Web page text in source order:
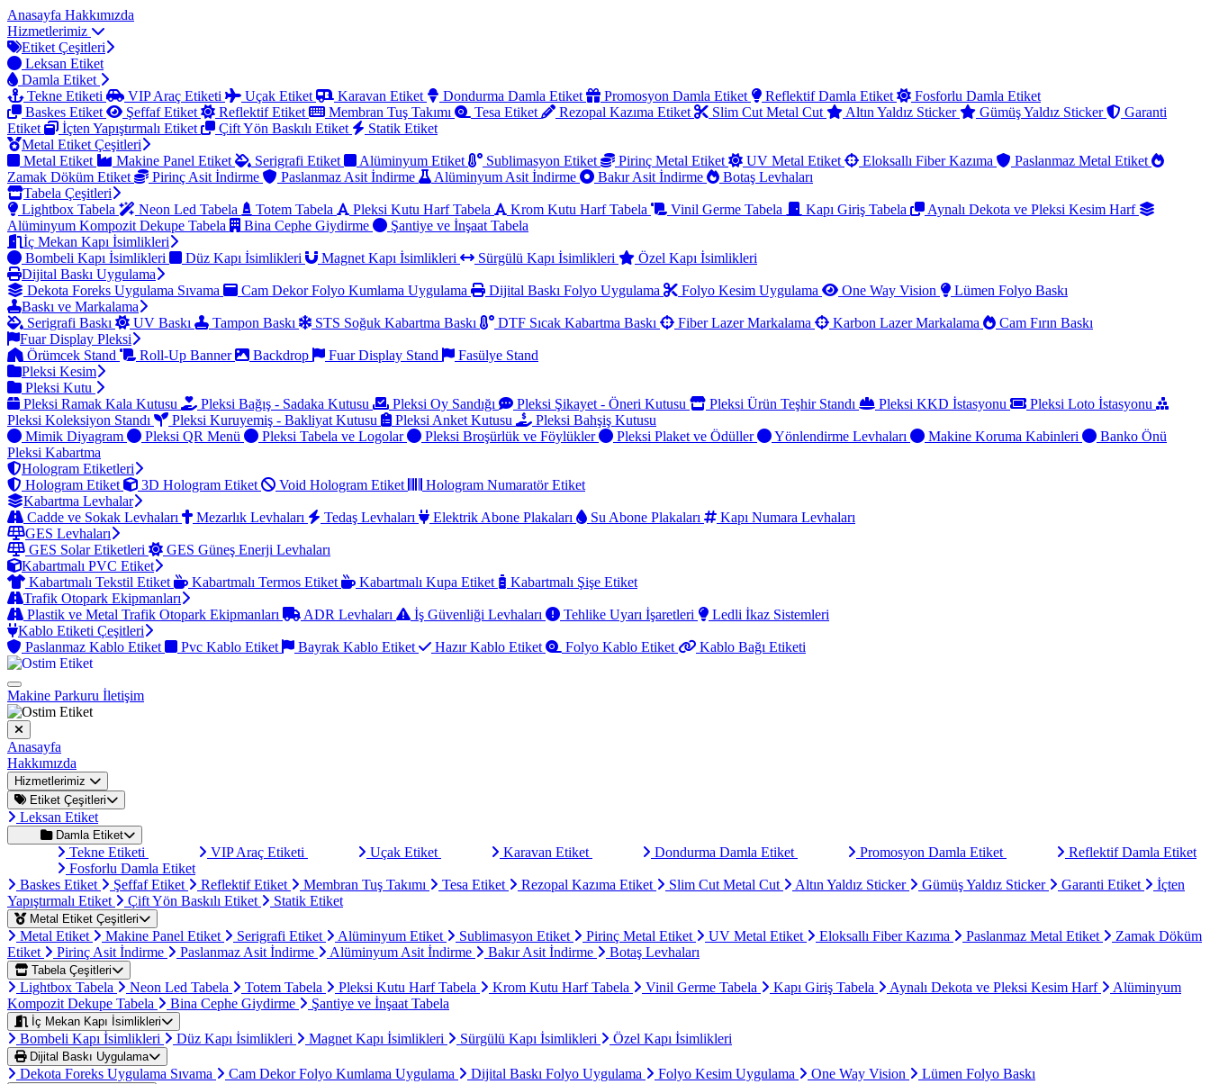
Anasayfa Hakkımızda
Hizmetlerimiz
Etiket Çeşitleri
Leksan Etiket
Damla Etiket
Tekne Etiketi
VIP Araç Etiketi Uçak Etiket Karavan Etiket Dondurma Damla Etiket Promosyon Damla Etiket Reflektif Damla Etiket
Fosforlu Damla Etiket
Baskes Etiket
Şeffaf Etiket Reflektif Etiket Membran Tuş Takımı Tesa Etiket Rezopal Kazıma Etiket Slim Cut Metal Cut Altın Yaldız Sticker Gümüş Yaldız Sticker
Garanti
Etiket
İçten Yapıştırmalı Etiket Çift Yön Baskılı Etiket
Statik Etiket
Metal Etiket Çeşitleri
Metal Etiket
Makine Panel Etiket Serigrafi Etiket Alüminyum Etiket Sublimasyon Etiket Pirinç Metal Etiket UV Metal Etiket Eloksallı Fiber Kazıma
Paslanmaz Metal Etiket
Zamak Döküm Etiket
Pirinç Asit İndirme Paslanmaz Asit İndirme Alüminyum Asit İndirme Bakır Asit İndirme
Botaş Levhaları
Tabela Çeşitleri
Lightbox Tabela
Neon Led Tabela Totem Tabela Pleksi Kutu Harf Tabela Krom Kutu Harf Tabela Vinil Germe Tabela Kapı Giriş Tabela
Aynalı Dekota ve Pleksi Kesim Harf
Alüminyum Kompozit Dekupe Tabela
Bina Cephe Giydirme
Şantiye ve İnşaat Tabela
İç Mekan Kapı İsimlikleri
Bombeli Kapı İsimlikleri
Düz Kapı İsimlikleri Magnet Kapı İsimlikleri Sürgülü Kapı İsimlikleri
Özel Kapı İsimlikleri
Dijital Baskı Uygulama
Dekota Foreks Uygulama Sıvama
Cam Dekor Folyo Kumlama Uygulama Dijital Baskı Folyo Uygulama Folyo Kesim Uygulama One Way Vision
Lümen Folyo Baskı
Baskı ve Markalama
Serigrafi Baskı
UV Baskı Tampon Baskı STS Soğuk Kabartma Baskı DTF Sıcak Kabartma Baskı Fiber Lazer Markalama Karbon Lazer Markalama
Cam Fırın Baskı
Fuar Display Pleksi
Örümcek Stand
Roll-Up Banner Backdrop Fuar Display Stand
Fasülye Stand
Pleksi Kesim
Pleksi Kutu
Pleksi Ramak Kala Kutusu
Pleksi Bağış - Sadaka Kutusu Pleksi Oy Sandığı Pleksi Şikayet - Öneri Kutusu Pleksi Ürün Teşhir Standı Pleksi KKD İstasyonu
Pleksi Loto İstasyonu
Pleksi Koleksiyon Standı
Pleksi Kuruyemiş - Bakliyat Kutusu Pleksi Anket Kutusu
Pleksi Bahşiş Kutusu
Mimik Diyagram
Pleksi QR Menü Pleksi Tabela ve Logolar Pleksi Broşürlük ve Föylükler Pleksi Plaket ve Ödüller Yönlendirme Levhaları Makine Koruma Kabinleri
Banko Önü
Pleksi Kabartma
Hologram Etiketleri
Hologram Etiket
3D Hologram Etiket Void Hologram Etiket
Hologram Numaratör Etiket
Kabartma Levhalar
Cadde ve Sokak Levhaları
Mezarlık Levhaları Tedaş Levhaları Elektrik Abone Plakaları Su Abone Plakaları
Kapı Numara Levhaları
GES Levhaları
GES Solar Etiketleri
GES Güneş Enerji Levhaları
Kabartmalı PVC Etiket
Kabartmalı Tekstil Etiket
Kabartmalı Termos Etiket Kabartmalı Kupa Etiket
Kabartmalı Şişe Etiket
Trafik Otopark Ekipmanları
Plastik ve Metal Trafik Otopark Ekipmanları
ADR Levhaları İş Güvenliği Levhaları Tehlike Uyarı İşaretleri
Ledli İkaz Sistemleri
Kablo Etiketi Çeşitleri
Paslanmaz Kablo Etiket
Pvc Kablo Etiket Bayrak Kablo Etiket Hazır Kablo Etiket Folyo Kablo Etiket Kablo Bağı Etiketi
Makine Parkuru İletişim
Anasayfa
Hakkımızda
Hizmetlerimiz
Etiket Çeşitleri
Leksan Etiket
Damla Etiket
Tekne Etiketi VIP Araç Etiketi Uçak Etiket Karavan Etiket Dondurma Damla Etiket Promosyon Damla Etiket
Reflektif Damla Etiket
Fosforlu Damla Etiket
Baskes Etiket
Şeffaf Etiket Reflektif Etiket Membran Tuş Takımı Tesa Etiket Rezopal Kazıma Etiket Slim Cut Metal Cut Altın Yaldız Sticker Gümüş Yaldız Sticker Garanti Etiket
İçten
Yapıştırmalı Etiket
Çift Yön Baskılı Etiket Statik Etiket
Metal Etiket Çeşitleri
Metal Etiket Makine Panel Etiket Serigrafi Etiket Alüminyum Etiket Sublimasyon Etiket Pirinç Metal Etiket UV Metal Etiket Eloksallı Fiber Kazıma Paslanmaz Metal Etiket
Zamak Döküm
Etiket
Pirinç Asit İndirme Paslanmaz Asit İndirme Alüminyum Asit İndirme Bakır Asit İndirme Botaş Levhaları
Tabela Çeşitleri
Lightbox Tabela Neon Led Tabela Totem Tabela Pleksi Kutu Harf Tabela Krom Kutu Harf Tabela Vinil Germe Tabela Kapı Giriş Tabela Aynalı Dekota ve Pleksi Kesim Harf
Alüminyum
Kompozit Dekupe Tabela
Bina Cephe Giydirme Şantiye ve İnşaat Tabela
İç Mekan Kapı İsimlikleri
Bombeli Kapı İsimlikleri Düz Kapı İsimlikleri Magnet Kapı İsimlikleri Sürgülü Kapı İsimlikleri Özel Kapı İsimlikleri
Dijital Baskı Uygulama
Dekota Foreks Uygulama Sıvama Cam Dekor Folyo Kumlama Uygulama Dijital Baskı Folyo Uygulama Folyo Kesim Uygulama One Way Vision Lümen Folyo Baskı